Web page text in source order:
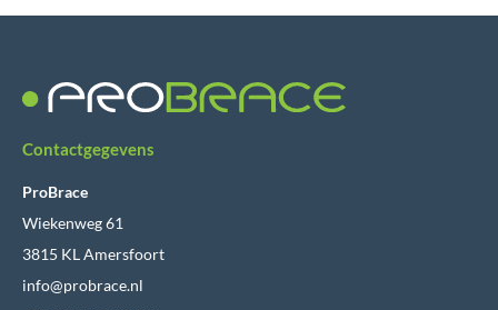
Contactgegevens
ProBrace
Wiekenweg 61
3815 KL Amersfoort
info@probrace.nl